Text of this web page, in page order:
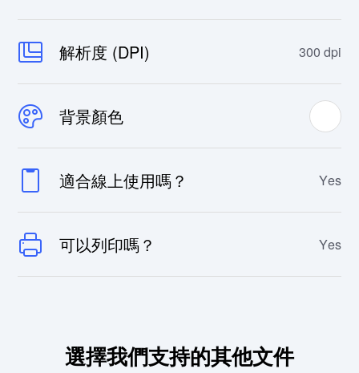
解析度 (DPI) 300 dpi
背景顏色
適合線上使用嗎？ Yes
可以列印嗎？ Yes
選擇我們支持的其他文件